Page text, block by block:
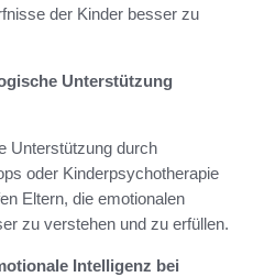
der Kinder besser zu
Unterstützung
Unterstützung durch
oder Kinderpsychotherapie
Eltern, die emotionalen
zu verstehen und zu erfüllen.
Intelligenz bei